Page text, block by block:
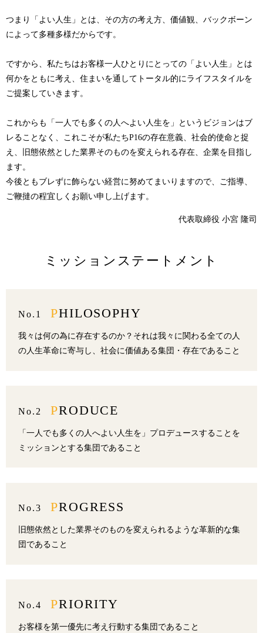
つまり「よい人生」とは、その方の考え方、価値観、バックボーン
によって多種多様だからです。
ですから、私たちはお客様一人ひとりにとっての「よい人生」とは
何かをともに考え、 住まいを通してトータル的にライフスタイルを
ご提案していきます。
これからも「一人でも多くの人へよい人生を」というビジョンはブ
レることなく、 これこそが私たちP16の存在意義、社会的使命と捉
え、旧態依然とした業界そのものを変えられる存在、企業を目指し
ます。
今後ともブレずに飾らない経営に努めてまいりますので、ご指導、
ご鞭撻の程宜しくお願い申し上げます。
代表取締役 小宮 隆司
ミッションステートメント
No.1 PHILOSOPHY
我々は何の為に存在するのか？それは我々に関わる全ての人
の人生革命に寄与し、社会に価値ある集団・存在であること
No.2 PRODUCE
「一人でも多くの人へよい人生を」プロデュースすることを
ミッションとする集団であること
No.3 PROGRESS
旧態依然とした業界そのものを変えられるような革新的な集
団であること
No.4 PRIORITY
お客様を第一優先に考え行動する集団であること